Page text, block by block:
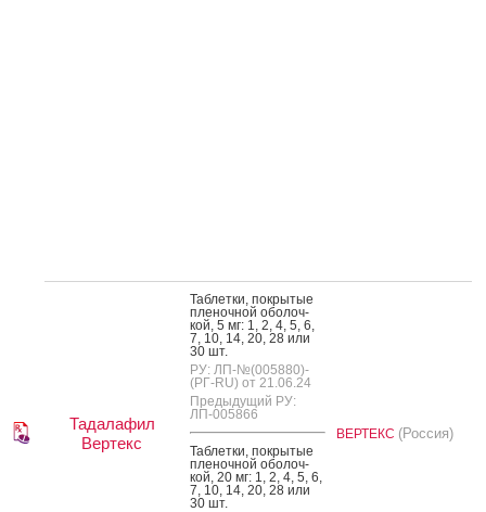
Тадалафил
Вертекс
Таб­летки, пок­ры­тые
пле­ноч­ной обо­лоч­
кой, 5 мг: 1, 2, 4, 5, 6,
7, 10, 14, 20, 28 или
30 шт.
РУ: ЛП-№(005880)-
(РГ-RU) от 21.06.24
Предыдущий РУ:
ЛП-005866
Таб­летки, пок­ры­тые
пле­ноч­ной обо­лоч­
кой, 20 мг: 1, 2, 4, 5, 6,
7, 10, 14, 20, 28 или
30 шт.
ВЕРТЕКС (Россия)